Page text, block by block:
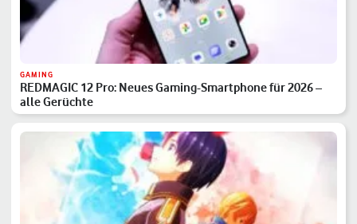
GAMING
REDMAGIC 12 Pro: Neues Gaming-Smartphone für 2026 –
alle Gerüchte